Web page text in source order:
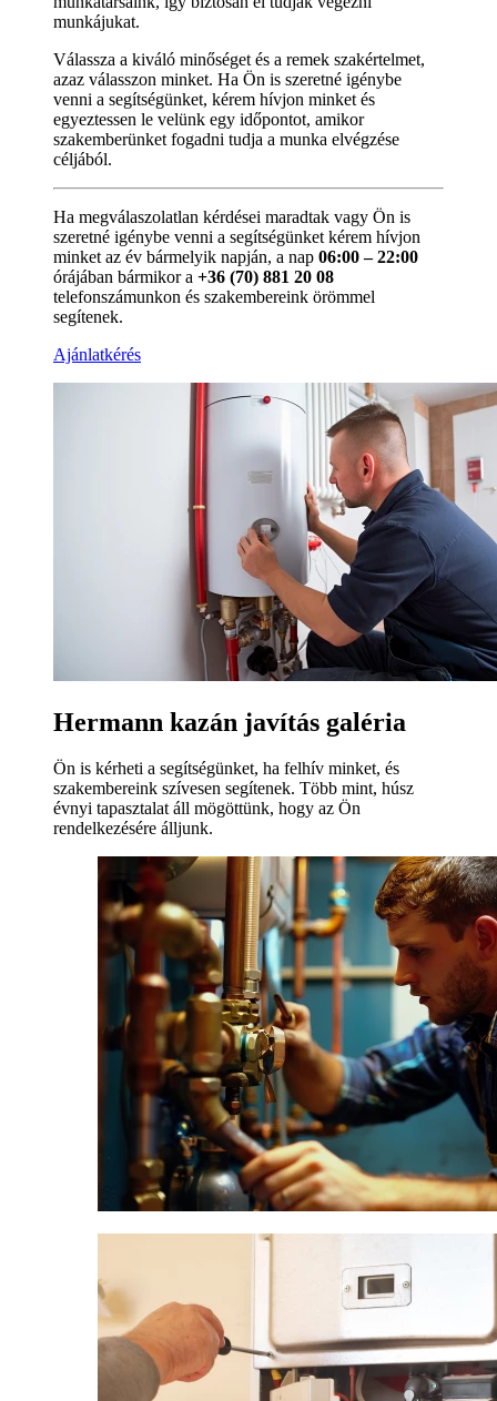
munkájukat.
Válassza a kiváló minőséget és a remek szakértelmet,
azaz válasszon minket. Ha Ön is szeretné igénybe
venni a segítségünket, kérem hívjon minket és
egyeztessen le velünk egy időpontot, amikor
szakemberünket fogadni tudja a munka elvégzése
céljából.
Ha megválaszolatlan kérdései maradtak vagy Ön is
szeretné igénybe venni a segítségünket kérem hívjon
minket az év bármelyik napján, a nap 06:00 – 22:00
órájában bármikor a +36 (70) 881 20 08
telefonszámunkon és szakembereink örömmel
segítenek.
Ajánlatkérés
Hermann kazán javítás galéria
Ön is kérheti a segítségünket, ha felhív minket, és
szakembereink szívesen segítenek. Több mint, húsz
évnyi tapasztalat áll mögöttünk, hogy az Ön
rendelkezésére álljunk.